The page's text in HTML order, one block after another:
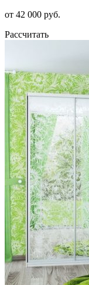
от 42 000 руб.
Рассчитать